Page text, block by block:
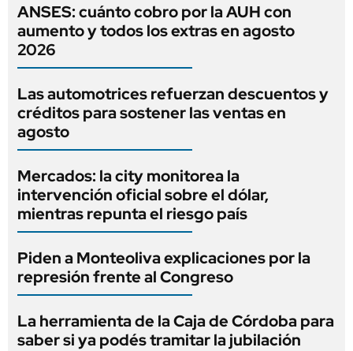
ANSES: cuánto cobro por la AUH con
aumento y todos los extras en agosto
2026
Las automotrices refuerzan descuentos y
créditos para sostener las ventas en
agosto
Mercados: la city monitorea la
intervención oficial sobre el dólar,
mientras repunta el riesgo país
Piden a Monteoliva explicaciones por la
represión frente al Congreso
La herramienta de la Caja de Córdoba para
saber si ya podés tramitar la jubilación